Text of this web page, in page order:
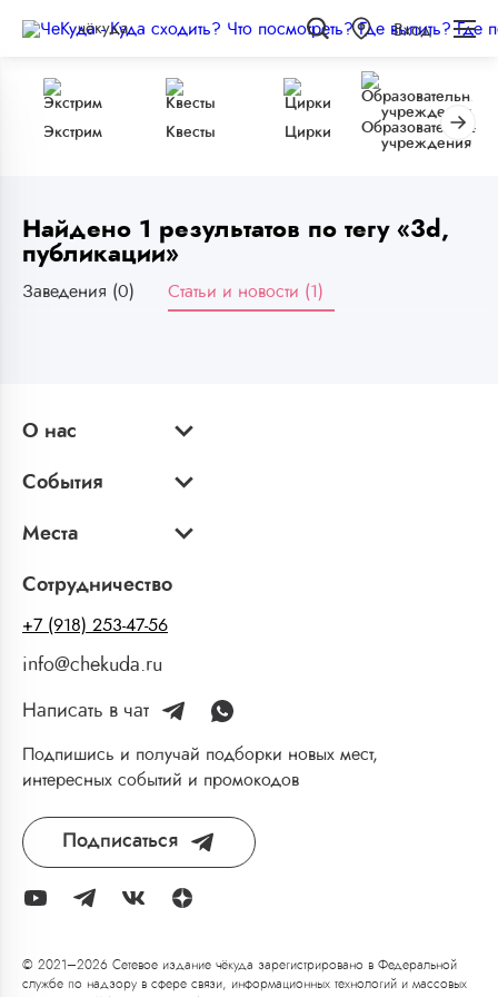
чёкуда Вход
Экстрим Квесты Цирки
Образовательные
учреждения
Найдено 1 результатов по тегу «3d,
публикации»
Заведения (0) Статьи и новости (1)
О нас
События
Места
Сотрудничество
+7 (918) 253-47-56
info@chekuda.ru
Написать в чат
Подпишись и получай подборки новых мест,
интересных событий и промокодов
Подписаться
© 2021–2026 Сетевое издание чёкуда зарегистрировано в Федеральной
службе по надзору в сфере связи, информационных технологий и массовых